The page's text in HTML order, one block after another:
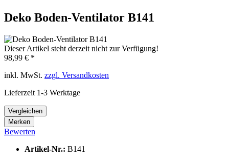
Deko Boden-Ventilator B141
Dieser Artikel steht derzeit nicht zur Verfügung!
98,99 € *
inkl. MwSt. zzgl. Versandkosten
Lieferzeit 1-3 Werktage
Vergleichen
Merken
Bewerten
Artikel-Nr.: B141